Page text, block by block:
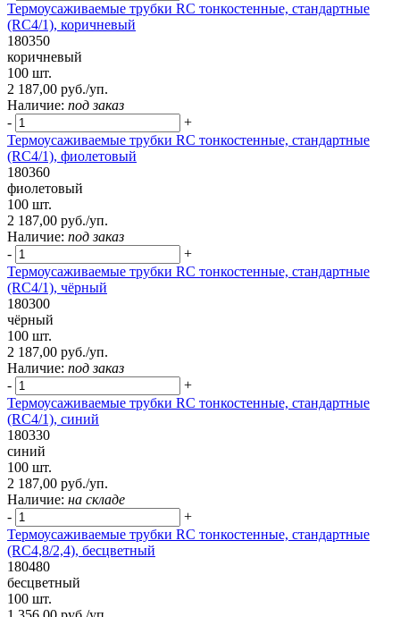
Термоусаживаемые трубки RC тонкостенные, стандартные
(RC4/1), коричневый
180350
коричневый
100 шт.
2 187,00 руб./уп.
Наличие: под заказ
-
+
Термоусаживаемые трубки RC тонкостенные, стандартные
(RC4/1), фиолетовый
180360
фиолетовый
100 шт.
2 187,00 руб./уп.
Наличие: под заказ
-
+
Термоусаживаемые трубки RC тонкостенные, стандартные
(RC4/1), чёрный
180300
чёрный
100 шт.
2 187,00 руб./уп.
Наличие: под заказ
-
+
Термоусаживаемые трубки RC тонкостенные, стандартные
(RC4/1), синий
180330
синий
100 шт.
2 187,00 руб./уп.
Наличие: на складе
-
+
Термоусаживаемые трубки RC тонкостенные, стандартные
(RC4,8/2,4), бесцветный
180480
бесцветный
100 шт.